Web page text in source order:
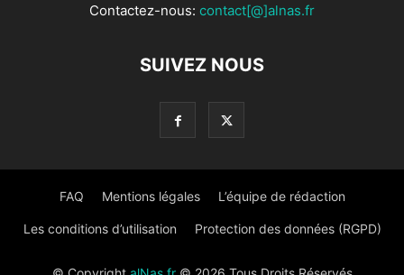
Contactez-nous: contact[@]alnas.fr
SUIVEZ NOUS
FAQ Mentions légales L’équipe de rédaction
Les conditions d’utilisation Protection des données (RGPD)